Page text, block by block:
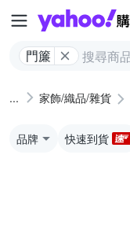
門簾
家飾/織品/雜貨
品牌 快速到貨